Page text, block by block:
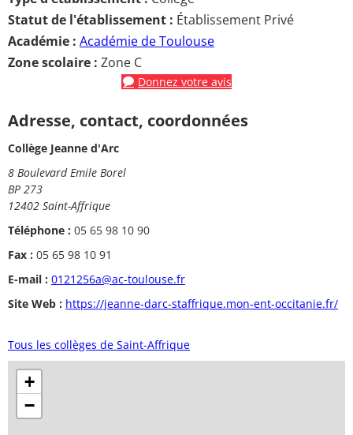
Statut de l'établissement : Établissement Privé
Académie : Académie de Toulouse
Zone scolaire : Zone C
Donnez votre avis
Adresse, contact, coordonnées
Collège Jeanne d'Arc
8 Boulevard Emile Borel
BP 273
12402 Saint-Affrique
Téléphone : 05 65 98 10 90
Fax : 05 65 98 10 91
E-mail : 0121256a@ac-toulouse.fr
Site Web : https://jeanne-darc-staffrique.mon-ent-occitanie.fr/
Tous les collèges de Saint-Affrique
+
−